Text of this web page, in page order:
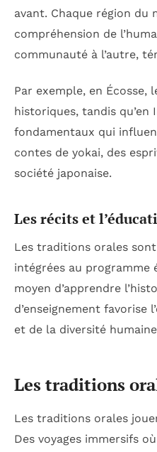
avant. Chaque région du
compréhension de
communauté à l’autre,
Par exemple, en
historiques, tandis qu’en
fondamentaux qui
contes de yokai, des
société japonaise.
Les récits et
Les traditions orales
intégrées au programme
moyen d’apprendre
d’enseignement
et de la diversité
Les traditions
Les traditions orales
Des voyages immersifs